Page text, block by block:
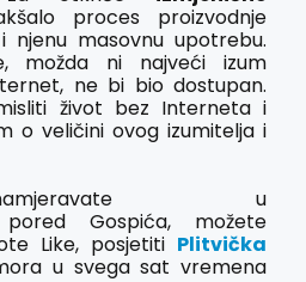
proces proizvodnje
njenu masovnu upotrebu.
možda ni najveći izum
ne bi bio dostupan.
život bez Interneta i
o veličini ovog izumitelja i
u
Gospića, možete
Like, posjetiti Plitvička
u svega sat vremena